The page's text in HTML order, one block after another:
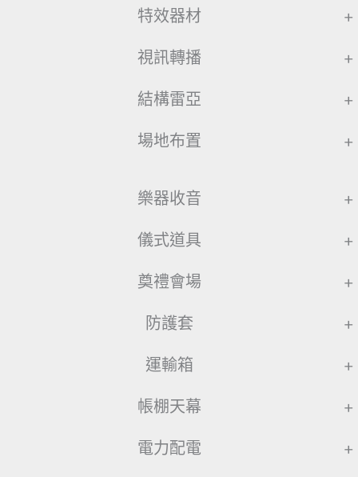
特效器材 +
視訊轉播 +
結構雷亞 +
場地布置 +
樂器收音 +
儀式道具 +
奠禮會場 +
防護套 +
運輸箱 +
帳棚天幕 +
電力配電 +